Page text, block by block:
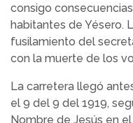
consigo
habitantes de Yésero.
fusilamiento del
con la muerte de los
La carretera llegó
el 9 del 9 del 1919,
Nombre de Jesús en